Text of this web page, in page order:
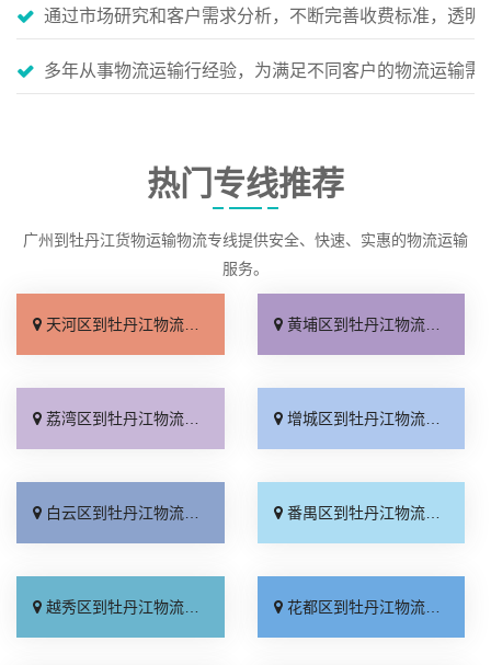
通过市场研究和客户需求分析，不断完善收费标准，透明
多年从事物流运输行经验，为满足不同客户的物流运输
热门专线推荐
广州到牡丹江货物运输物流专线提供安全、快速、实惠的物流运输
服务。
天河区到牡丹江物流专线_合理收费「要多少钱」 黄埔区到牡丹江物流专线_按时送达「一站直达」
荔湾区到牡丹江物流专线_要多少钱「诚信为先」 增城区到牡丹江物流专线_服务周到「直达特快专线」
白云区到牡丹江物流专线_运价行情「按时送达」 番禺区到牡丹江物流专线_专线查询「收费标准」
越秀区到牡丹江物流专线_损坏理赔「多少公里」 花都区到牡丹江物流专线_专业调车「专业靠谱」